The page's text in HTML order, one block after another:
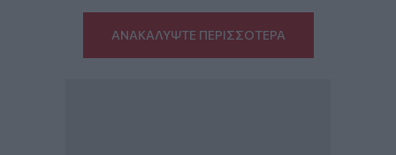
ΑΝΑΚΑΛΥΨΤΕ ΠΕΡΙΣΣΟΤΕΡΑ